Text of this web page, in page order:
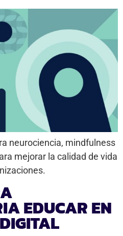
neurociencia, mindfulness
mejorar la calidad de vida
EDUCAR EN